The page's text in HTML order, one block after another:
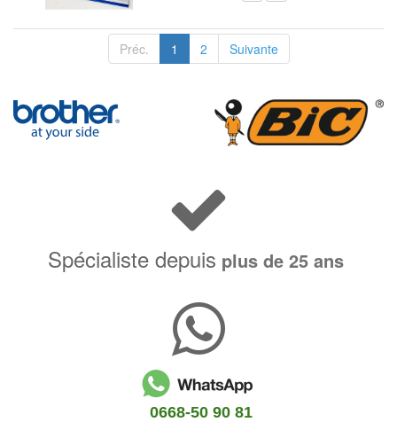
Préc. 1 2 Suivante
Spécialiste depuis plus de 25 ans
0668-50 90 81